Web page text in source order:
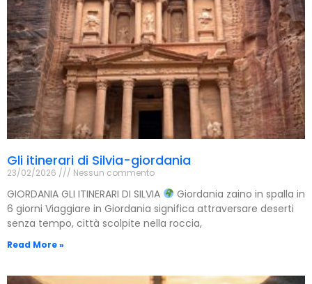
Gli itinerari di Silvia-giordania
23/02/2026 Nessun commento
GIORDANIA GLI ITINERARI DI SILVIA
Giordania zaino in spalla in
6 giorni Viaggiare in Giordania significa attraversare deserti
senza tempo, città scolpite nella roccia,
Read More »